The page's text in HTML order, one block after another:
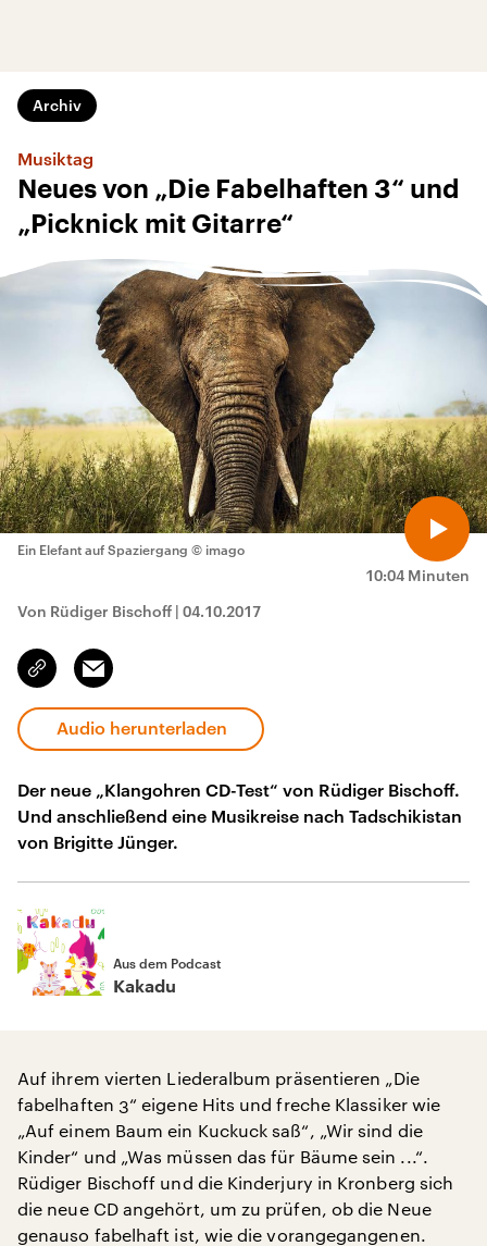
Archiv
Musiktag
Neues von „Die Fabelhaften 3“ und
„Picknick mit Gitarre“
10:04 Minuten
Ein Elefant auf Spaziergang © imago
Von Rüdiger Bischoff | 04.10.2017
Link
kopieren/teilen
Email
Audio herunterladen
Der neue „Klangohren CD-Test“ von Rüdiger Bischoff.
Und anschließend eine Musikreise nach Tadschikistan
von Brigitte Jünger.
Aus dem Podcast
Kakadu
Auf ihrem vierten Liederalbum präsentieren „Die
fabelhaften 3“ eigene Hits und freche Klassiker wie
„Auf einem Baum ein Kuckuck saß“, „Wir sind die
Kinder“ und „Was müssen das für Bäume sein ...“.
Rüdiger Bischoff und die Kinderjury in Kronberg sich
die neue CD angehört, um zu prüfen, ob die Neue
genauso fabelhaft ist, wie die vorangegangenen.